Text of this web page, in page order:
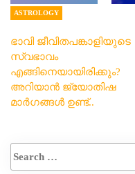
ASTROLOGY
ഭാവി ജീവിതപങ്കാളിയുടെ
സ്വഭാവം
എങ്ങിനെയായിരിക്കും?
അറിയാൻ ജ്യോതിഷ
മാർഗങ്ങൾ ഉണ്ട്..